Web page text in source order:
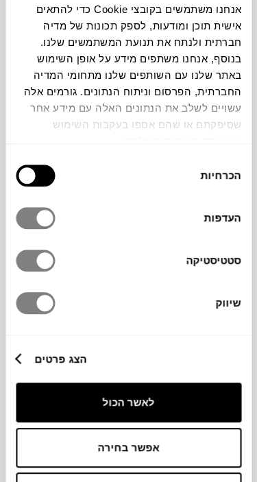
אנחנו משתמשים בקובצי Cookie כדי להתאים
אישית תוכן ומודעות, לספק תכונות של מדיה
חברתית ולנתח את תנועת המשתמשים שלנו.
בנוסף, אנחנו משתפים מידע על אופן השימוש
באתר שלנו עם השותפים שלנו מתחומי המדיה
החברתית, הפרסום וניתוח הנתונים. גורמים אלה
עשויים לשלב את הנתונים האלה עם מידע אחר
שסיפקתם או שהם אספו בעקבות השימוש
הסכמה
הכרחיות
העדפות
סטטיסטיקה
שיווק
הצג פרטים
לאשר הכול
אפשר בחירה
צבעים
מדף PEG בעיצובה של האדריכלית
הילה חבקין,
המציעה פתרון חכם לאחסון ספרים וחפצים
בבית או במשרד. בשונה ממדפים קבועים, PEG
לגודל ולצורה, ליצירת קומפוזיציות ייחודיות
ומותאמות. ההשראה לעיצוב נובעת משבילים
הרמונית. המדפים עשויים מאלומיניום צבוע
הפיתוח, העיצוב והייצור נעשו בישראל.
מידות